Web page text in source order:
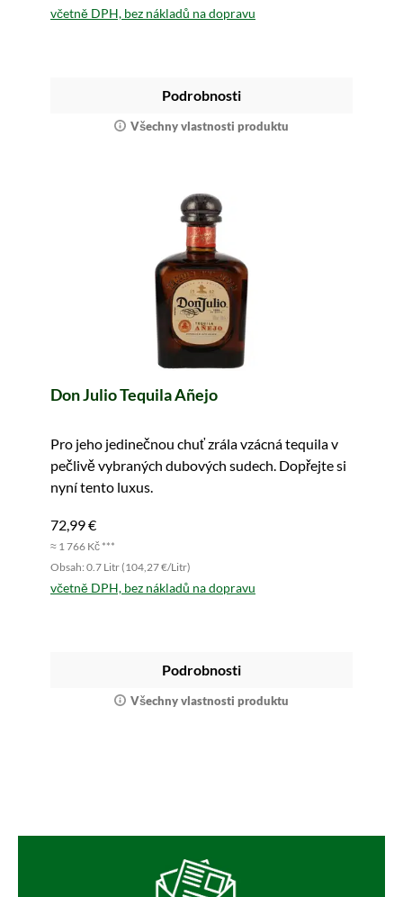
včetně DPH, bez nákladů na dopravu
Podrobnosti
Všechny vlastnosti produktu
Don Julio Tequila Añejo
Pro jeho jedinečnou chuť zrála vzácná tequila v
pečlivě vybraných dubových sudech. Dopřejte si
nyní tento luxus.
72,99 €
≈ 1 766 Kč ***
Obsah: 0.7 Litr (104,27 €/Litr)
včetně DPH, bez nákladů na dopravu
Podrobnosti
Všechny vlastnosti produktu